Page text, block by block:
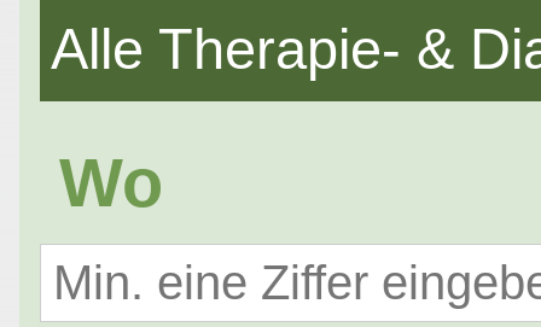
Alle Therapie- &
Wo